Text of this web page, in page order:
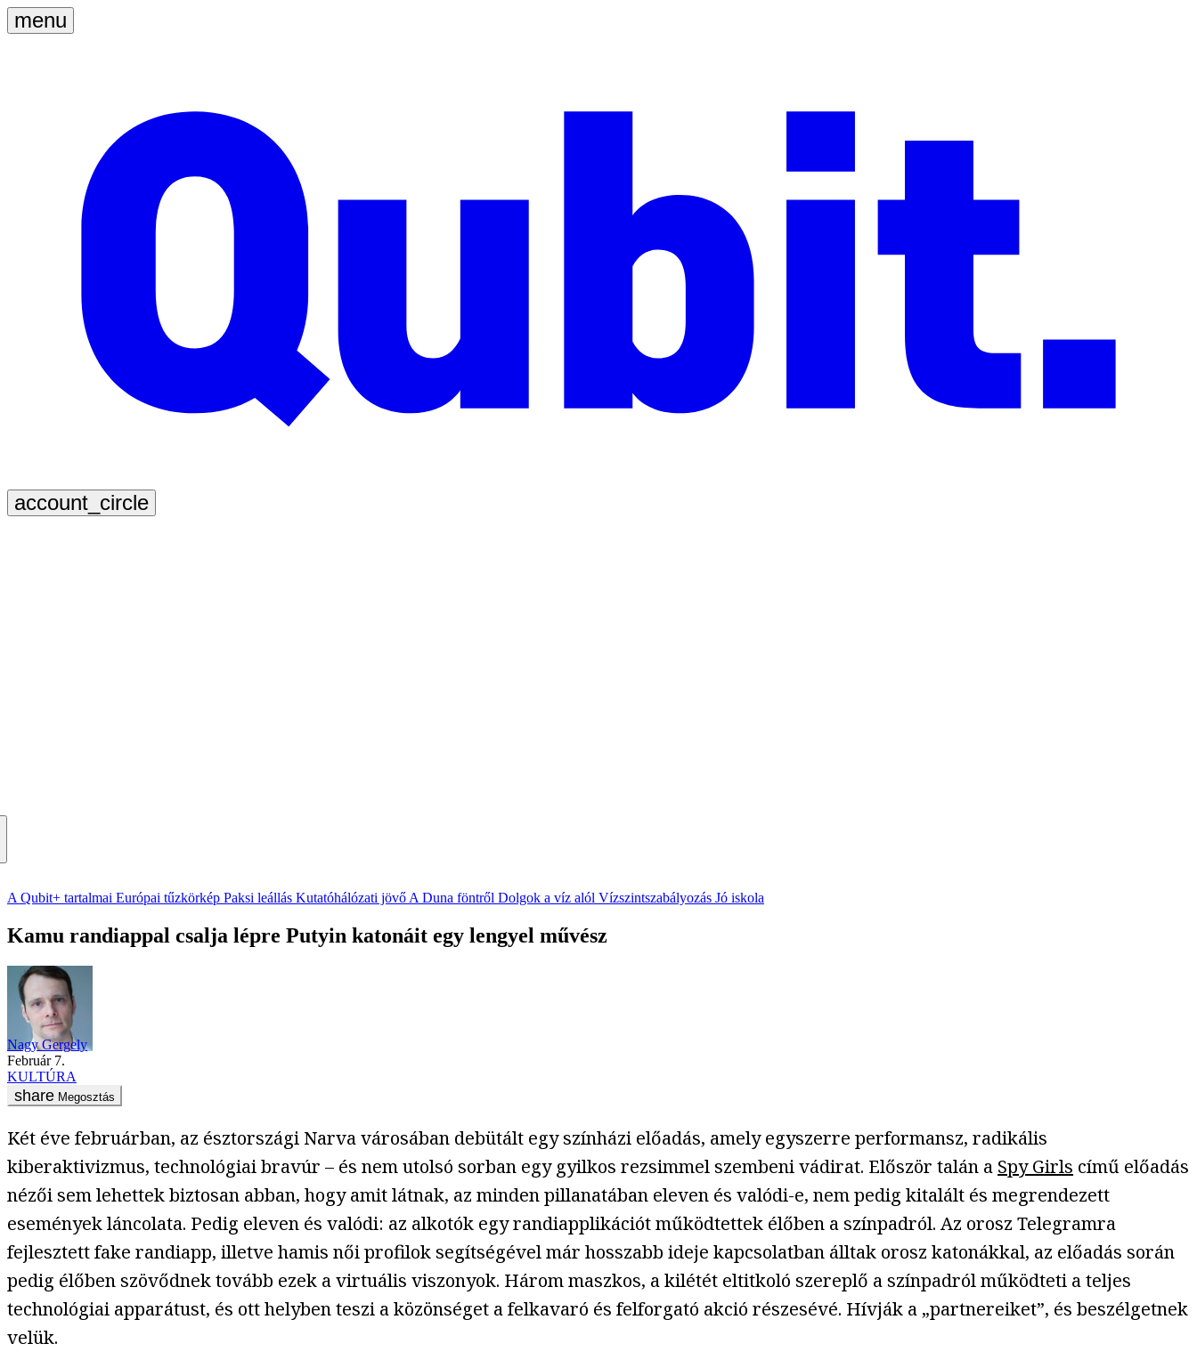
A Qubit+ tartalmai Európai tűzkörkép Paksi leállás Kutatóhálózati jövő A Duna föntről Dolgok a víz alól Vízszintszabályozás Jó iskola
Kamu randiappal csalja lépre Putyin katonáit egy lengyel művész
Nagy Gergely
február 7.
KULTÚRA
Megosztás
Két éve februárban, az észtországi Narva városában debütált egy színházi előadás, amely egyszerre performansz, radikális
kiberaktivizmus, technológiai bravúr – és nem utolsó sorban egy gyilkos rezsimmel szembeni vádirat. Először talán a Spy Girls című előadás
nézői sem lehettek biztosan abban, hogy amit látnak, az minden pillanatában eleven és valódi-e, nem pedig kitalált és megrendezett
események láncolata. Pedig eleven és valódi: az alkotók egy randiapplikációt működtettek élőben a színpadról. Az orosz Telegramra
fejlesztett fake randiapp, illetve hamis női profilok segítségével már hosszabb ideje kapcsolatban álltak orosz katonákkal, az előadás során
pedig élőben szövődnek tovább ezek a virtuális viszonyok. Három maszkos, a kilétét eltitkoló szereplő a színpadról működteti a teljes
technológiai apparátust, és ott helyben teszi a közönséget a felkavaró és felforgató akció részesévé. Hívják a „partnereiket”, és beszélgetnek
velük.